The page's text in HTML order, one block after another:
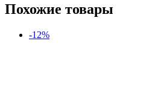
Похожие товары
-12%